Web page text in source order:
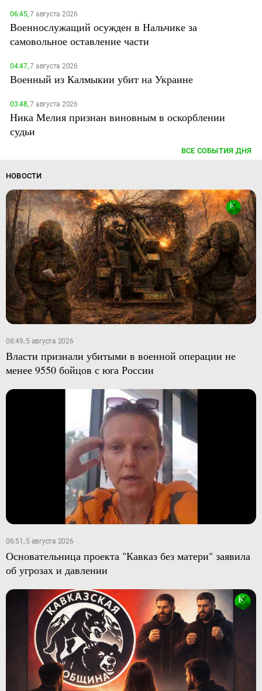
06:45,7 августа 2026
Военнослужащий осужден в Нальчике за
самовольное оставление части
04:47,7 августа 2026
Военный из Калмыкии убит на Украине
03:48,7 августа 2026
Ника Мелия признан виновным в оскорблении
судьи
ВСЕ СОБЫТИЯ ДНЯ
НОВОСТИ
08:49, 5 августа 2026
Власти признали убитыми в военной операции не
менее 9550 бойцов с юга России
06:51, 5 августа 2026
Основательница проекта "Кавказ без матери" заявила
об угрозах и давлении